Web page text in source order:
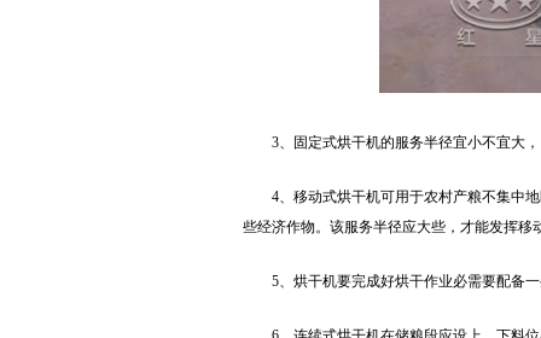
3、固定式烘干机的服务半径宜小不宜大
4、移动式烘干机可用于农村产粮不集中
些经济作物。该服务半径应大些，才能发挥移
5、烘干机要完成好烘干作业必需要配备